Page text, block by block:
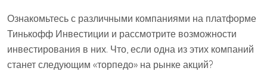
Ознакомьтесь с различными компаниями на платформе
Тинькофф Инвестиции и рассмотрите возможности
инвестирования в них. Что, если одна из этих компаний
станет следующим «торпедо» на рынке акций?